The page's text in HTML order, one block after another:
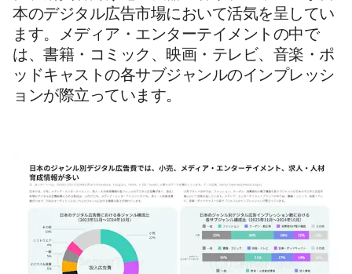
本のデジタル広告市場において活気を呈してい
ます。メディア・エンターテイメントの中で
は、書籍・コミック、映画・テレビ、音楽・ポ
ッドキャストの各サブジャンルのインプレッシ
ョンが際立っています。